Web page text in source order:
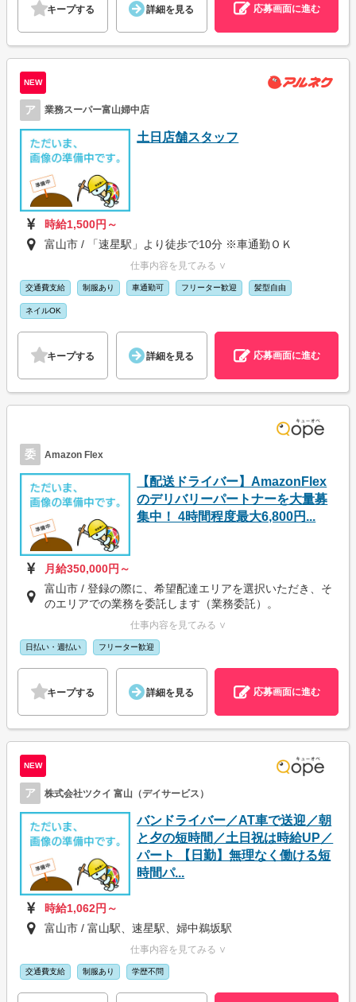
キープする 詳細を見る 応募画面に進む
NEW
ア 業務スーパー富山婦中店
土日店舗スタッフ
時給1,500円～
富山市 / 「速星駅」より徒歩で10分 ※車通勤ＯＫ
仕事内容を見てみる ∨
交通費支給 制服あり 車通勤可 フリーター歓迎 髪型自由
ネイルOK
キープする 詳細を見る 応募画面に進む
委 Amazon Flex
【配送ドライバー】AmazonFlex
のデリバリーパートナーを大量募
集中！ 4時間程度最大6,800円...
月給350,000円～
富山市 / 登録の際に、希望配達エリアを選択いただき、そ
のエリアでの業務を委託します（業務委託）。
仕事内容を見てみる ∨
日払い・週払い フリーター歓迎
キープする 詳細を見る 応募画面に進む
NEW
ア 株式会社ツクイ 富山（デイサービス）
バンドライバー／AT車で送迎／朝
と夕の短時間／土日祝は時給UP／
パート 【日勤】無理なく働ける短
時間パ...
時給1,062円～
富山市 / 富山駅、速星駅、婦中鵜坂駅
仕事内容を見てみる ∨
交通費支給 制服あり 学歴不問